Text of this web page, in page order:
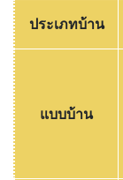
ประเภทบ้าน
แบบบ้าน